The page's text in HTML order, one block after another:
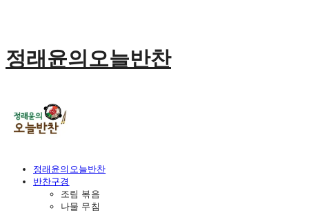
정래윤의오늘반찬
정래윤의오늘반찬
반찬구경
조림 볶음
나물 무침